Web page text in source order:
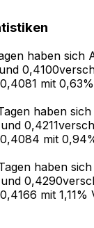
haben sich
mit
haben
mit
haben
mit 1,11%